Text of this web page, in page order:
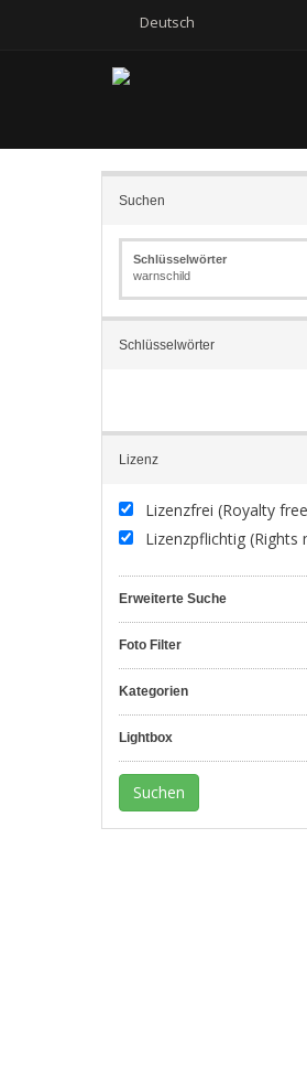
Deutsch
Suchen
Schlüsselwörter
warnschild
Schlüsselwörter
Lizenz
Lizenzfrei (Royalty
Lizenzpflichtig (Rights
Erweiterte Suche
Foto Filter
Kategorien
Lightbox